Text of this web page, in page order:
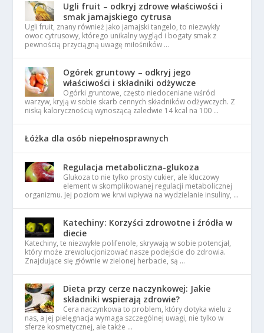
Ugli fruit – odkryj zdrowe właściwości i
smak jamajskiego cytrusa
Ugli fruit, znany również jako jamajski tangelo, to niezwykły
owoc cytrusowy, którego unikalny wygląd i bogaty smak z
pewnością przyciągną uwagę miłośników …
Ogórek gruntowy – odkryj jego
właściwości i składniki odżywcze
Ogórki gruntowe, często niedoceniane wśród
warzyw, kryją w sobie skarb cennych składników odżywczych. Z
niską kalorycznością wynoszącą zaledwie 14 kcal na 100 …
Łóżka dla osób niepełnosprawnych
Regulacja metaboliczna-glukoza
Glukoza to nie tylko prosty cukier, ale kluczowy
element w skomplikowanej regulacji metabolicznej
organizmu. Jej poziom we krwi wpływa na wydzielanie insuliny, …
Katechiny: Korzyści zdrowotne i źródła w
diecie
Katechiny, te niezwykłe polifenole, skrywają w sobie potencjał,
który może zrewolucjonizować nasze podejście do zdrowia.
Znajdujące się głównie w zielonej herbacie, są …
Dieta przy cerze naczynkowej: Jakie
składniki wspierają zdrowie?
Cera naczynkowa to problem, który dotyka wielu z
nas, a jej pielęgnacja wymaga szczególnej uwagi, nie tylko w
sferze kosmetycznej, ale także …